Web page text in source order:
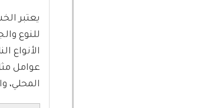
يعتبر
عوامل